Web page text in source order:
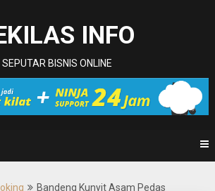
INFO
SEPUTAR BISNIS ONLINE
Bandeng Kunyit Asam Pedas